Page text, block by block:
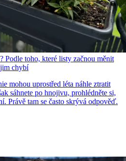
Podle toho, které listy začnou měnit
chybí
mohou uprostřed léta náhle ztratit
sáhnete po hnojivu, prohlédněte si,
Právě tam se často skrývá odpověď.